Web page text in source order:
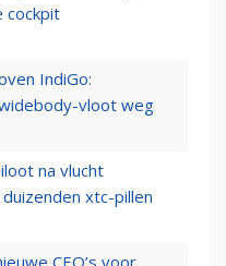
cockpit
IndiGo:
vloot weg
na vlucht
xtc-pillen